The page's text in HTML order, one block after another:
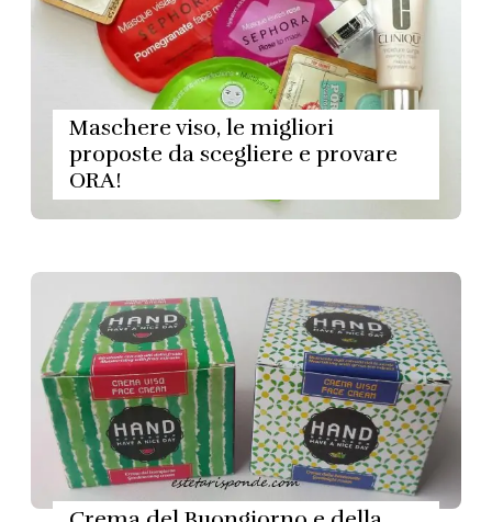
Maschere viso, le migliori
proposte da scegliere e provare
ORA!